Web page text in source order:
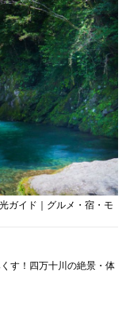
ガイド｜グルメ・宿・モ
す！四万十川の絶景・体